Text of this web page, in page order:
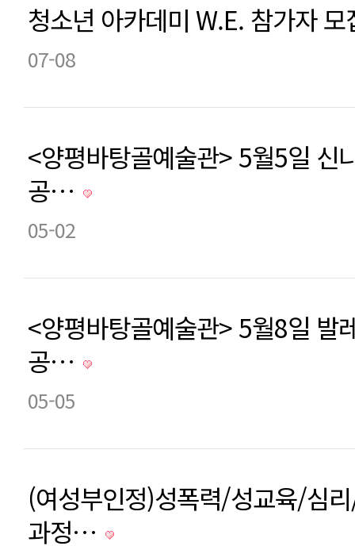
청소년 아카데미 W.E. 참가자
07-08
<양평바탕골예술관> 5월5일 신
공…
05-02
<양평바탕골예술관> 5월8일 발
공…
05-05
(여성부인정)성폭력/성교육/심
과정…